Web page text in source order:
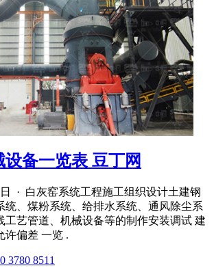
备一览表 豆丁网
日 · 白灰窑系统工程施工组织设计土建钢
统、煤粉系统、给排水系统、通风除尘系
工艺管道、机械设备等的制作安装调试 建
许偏差 一览 .
3780 8511